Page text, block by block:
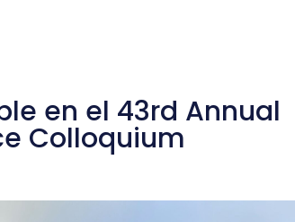
en el 43rd Annual
Colloquium